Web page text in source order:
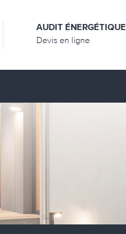
AUDIT ÉNERGÉTIQUE
Devis en ligne